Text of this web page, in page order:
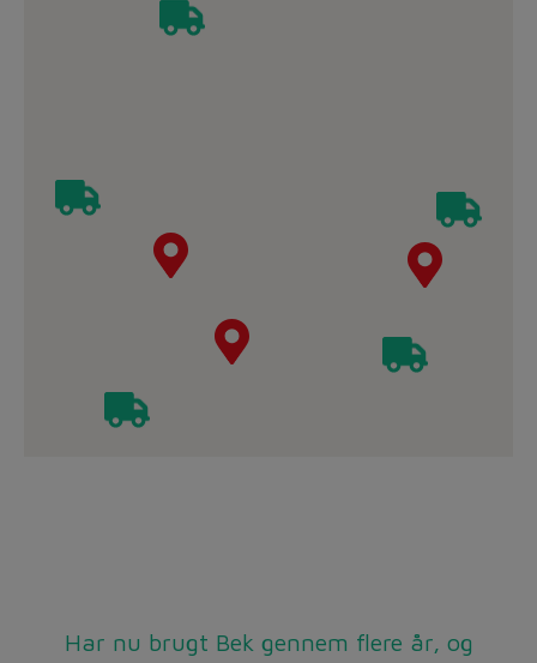
De gange jeg har bedt om hjælp, eller
Har nu brugt Bek gennem flere år, og
Super service, rare mennesker man